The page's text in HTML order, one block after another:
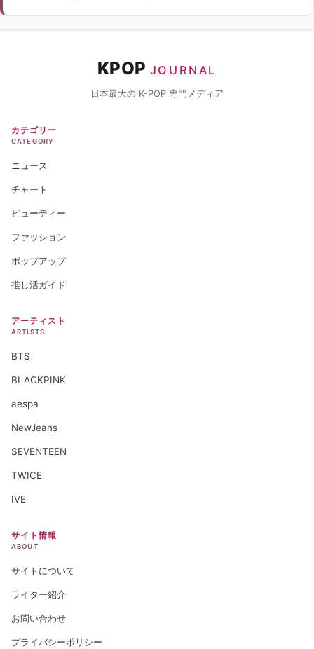
KPOP JOURNAL
日本最大の K-POP 専門メディア
カテゴリー
CATEGORY
ニュース
チャート
ビューティー
ファッション
ポップアップ
推し活ガイド
アーティスト
ARTISTS
BTS
BLACKPINK
aespa
NewJeans
SEVENTEEN
TWICE
IVE
サイト情報
ABOUT
サイトについて
ライター紹介
お問い合わせ
プライバシーポリシー